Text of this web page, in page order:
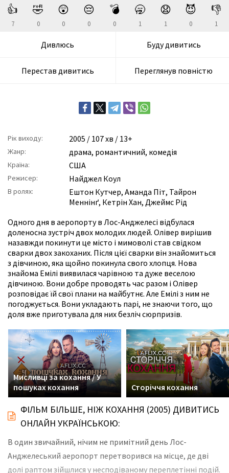
👍
7
🤣
0
😲
0
😔
0
💣
0
🥱
1
😧
1
😈
0
👎
1
Дивлюсь Буду дивитись
Перестав дивитись Переглянув повністю
Рік виходу: 2005 / 107 хв / 13+
Жанр: драма, романтичний, комедія
Країна: США
Режисер: Найджел Коул
В ролях: Ештон Кутчер, Аманда Піт, Тайрон
Меннінґ, Кетрін Хан, Джеймс Рід
Одного дня в аеропорту в Лос-Анджелесі відбулася
доленосна зустріч двох молодих людей. Олівер вирішив
назавжди покинути це місто і мимоволі став свідком
сварки двох закоханих. Після цієї сварки він знайомиться
з дівчиною, яка щойно покинула свого хлопця. Нова
знайома Емілі виявилася чарівною та дуже веселою
дівчиною. Вони добре проводять час разом і Олівер
розповідає їй свої плани на майбутнє. Але Емілі з ним не
погоджується. Вони укладають парі, не знаючи того, що
доля вже приготувала для них безліч сюрпризів.
Мисливці за кохання / У
пошуках кохання
Сторіччя кохання
ФІЛЬМ БІЛЬШЕ, НІЖ КОХАННЯ (2005) ДИВИТИСЬ
ОНЛАЙН УКРАЇНСЬКОЮ:
В один звичайний, нічим не примітний день Лос-
Анджелеський аеропорт перетворився на місце, де дві
долі раптом зійшлися у несподіваному переплетінні подій.